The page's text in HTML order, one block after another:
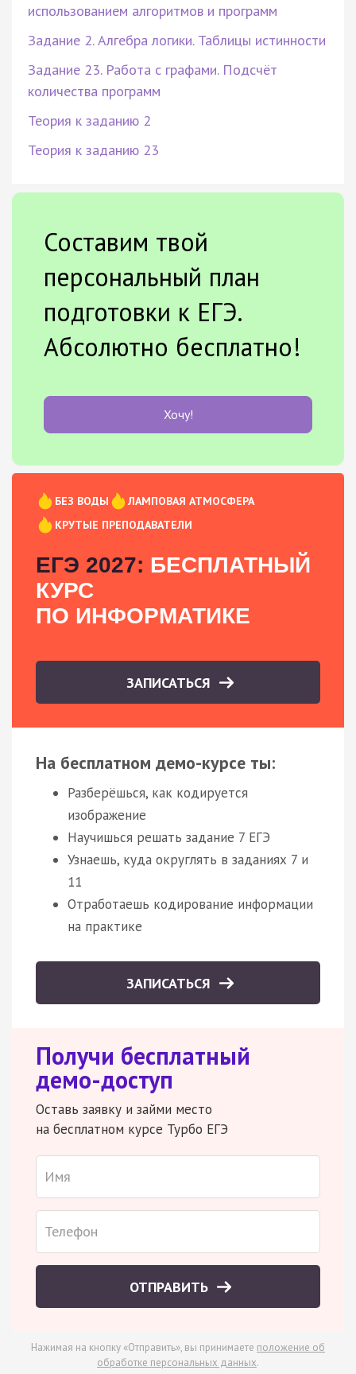
использованием алгоритмов и программ
Задание 2. Алгебра логики. Таблицы истинности
Задание 23. Работа с графами. Подсчёт
количества программ
Теория к заданию 2
Теория к заданию 23
Составим твой
персональный план
подготовки к ЕГЭ.
Абсолютно бесплатно!
Хочу!
БЕЗ ВОДЫ
ЛАМПОВАЯ АТМОСФЕРА
КРУТЫЕ ПРЕПОДАВАТЕЛИ
ЕГЭ 2027: БЕСПЛАТНЫЙ
КУРС
ПО ИНФОРМАТИКЕ
ЗАПИСАТЬСЯ
На бесплатном демо-курсе ты:
Разберёшься, как кодируется
изображение
Научишься решать задание 7 ЕГЭ
Узнаешь, куда округлять в заданиях 7 и
11
Отработаешь кодирование информации
на практике
ЗАПИСАТЬСЯ
Получи бесплатный
демо-доступ
Оставь заявку и займи место
на бесплатном курсе Турбо ЕГЭ
ОТПРАВИТЬ
Нажимая на кнопку «Отправить», вы принимаете положение об
обработке персональных данных.